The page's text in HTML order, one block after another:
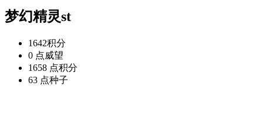
梦幻精灵st
1642积分
0 点威望
1658 点积分
63 点种子